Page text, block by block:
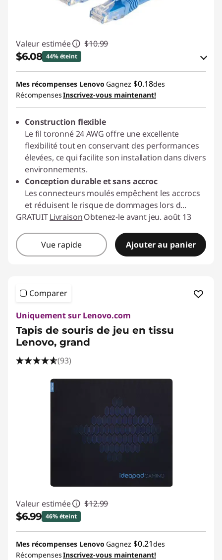
Valeur estimée $10.99
$6.08 44% éteint
Économies en bon de réduction en ligne :
-$4.91
Utiliser un bon de réduction en ligne :
C2GCASALE
Mes récompenses Lenovo Gagnez $0.18des
RécompensesInscrivez-vous maintenant!
Construction flexible
Le fil toronné 24 AWG offre une excellente
flexibilité tout en conservant des performances
élevées, ce qui facilite son installation dans divers
environnements.
Conception durable et sans accroc
Les connecteurs moulés empêchent les accrocs
et réduisent le risque de dommages lors d...
GRATUITLivraisonObtenez-le avant jeu. août 13
Vue rapide Ajouter au panier
Comparer
Uniquement sur Lenovo.com
Tapis de souris de jeu en tissu
Lenovo, grand
(93)
Valeur estimée $12.99
$6.99 46% éteint
Économies instantanées :-$6.00
Mes récompenses Lenovo Gagnez $0.21des
RécompensesInscrivez-vous maintenant!